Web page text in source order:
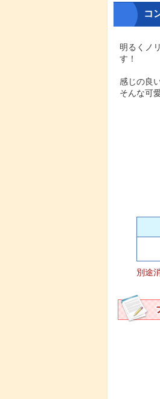
コ
明るくノ
す！
感じの良
そんな可
別途